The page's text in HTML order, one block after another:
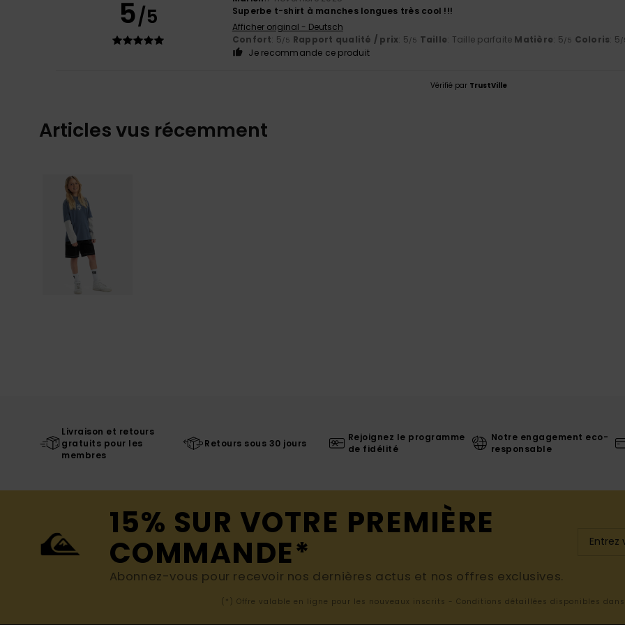
5/5
Superbe t-shirt à manches longues très cool !!!
Afficher original - Deutsch
Confort: 5 /5 Rapport qualité / prix: 5 /5 Taille: Taille parfaite Matière: 5 /5 Coloris: 5
Je recommande ce produit
Vérifié par TrustVille
Articles vus récemment
Livraison et retours
gratuits pour les
membres
Retours sous 30 jours
Rejoignez le programme
de fidélité
Notre engagement eco-
responsable
15% SUR VOTRE PREMIÈRE
COMMANDE*
Abonnez-vous pour recevoir nos dernières actus et nos offres exclusives.
(*) Offre valable en ligne pour les nouveaux inscrits - Conditions détaillées disponibles